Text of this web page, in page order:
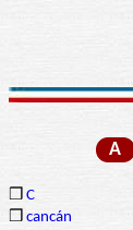
A
❒ C
❒ cancán